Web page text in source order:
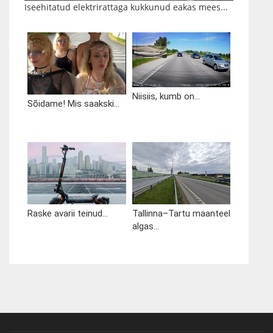
Iseehitatud elektrirattaga kukkunud eakas mees...
Sõidame! Mis saakski...
Niisiis, kumb on...
Raske avarii teinud...
Tallinna–Tartu maanteel
algas...